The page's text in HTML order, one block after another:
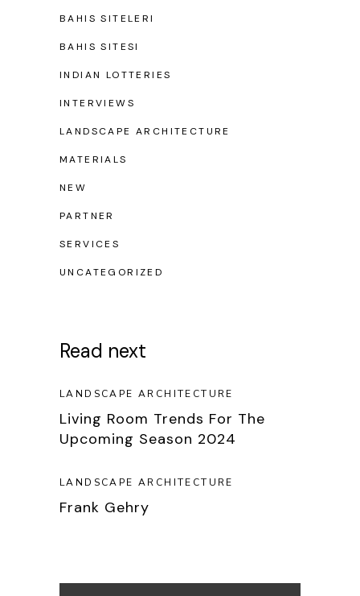
BAHIS SITELERI
BAHIS SITESI
INDIAN LOTTERIES
INTERVIEWS
LANDSCAPE ARCHITECTURE
MATERIALS
NEW
PARTNER
SERVICES
UNCATEGORIZED
Read next
LANDSCAPE ARCHITECTURE
Living Room Trends For The
Upcoming Season 2024
LANDSCAPE ARCHITECTURE
Frank Gehry